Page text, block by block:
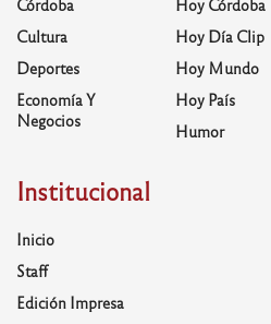
Córdoba
Cultura
Deportes
Economía Y
Negocios
Hoy Córdoba
Hoy Día Clip
Hoy Mundo
Hoy País
Humor
Institucional
Inicio
Staff
Edición Impresa